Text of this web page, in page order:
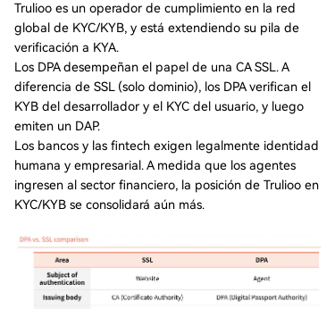
Trulioo es un operador de cumplimiento en la red
global de KYC/KYB, y está extendiendo su pila de
verificación a KYA.
Los DPA desempeñan el papel de una CA SSL. A
diferencia de SSL (solo dominio), los DPA verifican el
KYB del desarrollador y el KYC del usuario, y luego
emiten un DAP.
Los bancos y las fintech exigen legalmente identidad
humana y empresarial. A medida que los agentes
ingresen al sector financiero, la posición de Trulioo en
KYC/KYB se consolidará aún más.